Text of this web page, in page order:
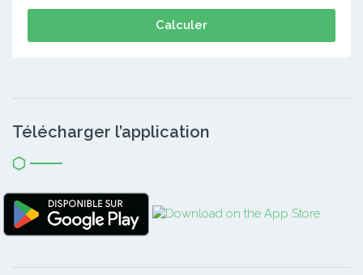
Calculer
Télécharger l’application